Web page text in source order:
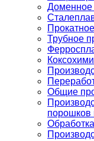
Доменное
Трубное
Общие
порошков